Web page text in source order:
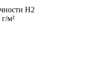
Н2
м²